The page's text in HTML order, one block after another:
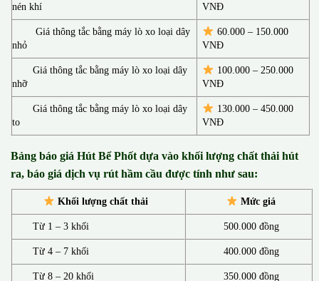
nén khí
VNĐ
Giá thông tắc bằng máy lò xo loại dây
nhỏ
60.000 – 150.000
VNĐ
Giá thông tắc bằng máy lò xo loại dây
nhỡ
100.000 – 250.000
VNĐ
Giá thông tắc bằng máy lò xo loại dây
to
130.000 –450.000
VNĐ
Bảng báo giá Hút Bể Phốt dựa vào khối lượng chất thải hút
ra, báo giá dịch vụ rút hầm cầu được tính như sau:
Khối lượng chất thải Mức giá
Từ 1 – 3 khối 500.000 đồng
Từ 4 – 7 khối 400.000 đồng
Từ 8 – 20 khối 350.000 đồng